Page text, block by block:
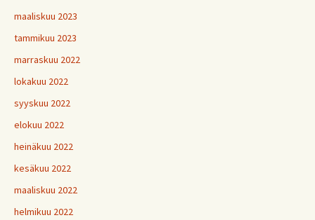
maaliskuu 2023
tammikuu 2023
marraskuu 2022
lokakuu 2022
syyskuu 2022
elokuu 2022
heinäkuu 2022
kesäkuu 2022
maaliskuu 2022
helmikuu 2022